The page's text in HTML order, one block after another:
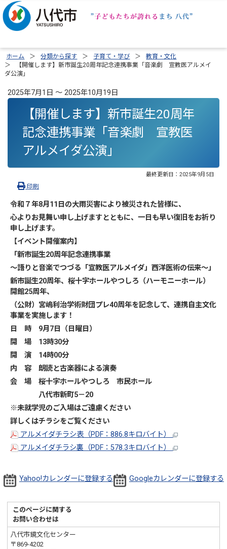
ホーム 分類から探す 子育て・学び
教育・文化
【開催します】新市誕生20周年記念連携事業「音楽劇 宣教医アルメイ
ダ公演」
2025年7月1日 ～ 2025年10月19日
【開催します】新市誕生20周年
記念連携事業「音楽劇 宣教医
アルメイダ公演」
最終更新日： 2025年9月5日
印刷
令和７年8月11日の大雨災害により被災された皆様に、
心よりお見舞い申し上げますとともに、一日も早い復旧 をお祈り
申し上げます。
【イベント開催案内】
「新市誕生20周年記念連携事業
～語りと音楽でつづる「宣教医アルメイダ」西洋医術の伝来～」
新市誕生20周年、桜十字ホールやつしろ（ハーモニーホール）
開館25周年、
（公財）宮嶋利治学術財団プレ40周年を記念して、連携自主文化
事業を実施します！
日 時 9月7日（日曜日）
開 場 13時30分
開 演 14時00分
内 容 朗読と古楽器による演奏
会 場 桜十字ホールやつしろ 市民ホール
八代市新町5－20
※未就学児のご入場はご遠慮ください
詳しくはチラシをご覧ください
アルメイダチラシ表（PDF：886.8キロバイト）
アルメイダチラシ裏（PDF：578.3キロバイト）
Yahoo!カレンダーに登録する Googleカレンダーに登録する
このページに関する
お問い合わせは
八代市鏡文化センター
〒869-4202